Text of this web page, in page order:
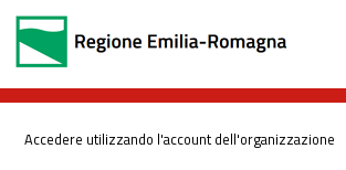
Accedere utilizzando l'account dell'organizzazione